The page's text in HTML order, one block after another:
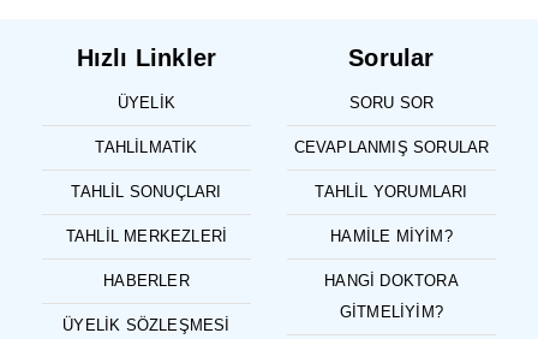
Hızlı Linkler
ÜYELIK
TAHLILMATIK
TAHLIL SONUÇLARI
TAHLIL MERKEZLERI
HABERLER
ÜYELIK SÖZLEŞMESI
Sorular
SORU SOR
CEVAPLANMIŞ SORULAR
TAHLIL YORUMLARI
HAMILE MIYIM?
HANGI DOKTORA
GITMELIYIM?